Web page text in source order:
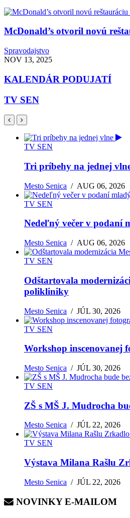
McDonald’s otvoril novú
Spravodajstvo
NOV 13, 2025
KALENDÁR PODUJATÍ
TV SEN
TV SEN
Tri príbehy na jednej
Mesto Senica /AUG 06, 2026
TV SEN
Nedeľný večer v podaní
Mesto Senica /AUG 06, 2026
TV SEN
Odštartovala
polikliniky
Mesto Senica /JÚL 30, 2026
TV SEN
Workshop inscenovanej
Mesto Senica /JÚL 30, 2026
TV SEN
ZŠ s MŠ J. Mudrocha
Mesto Senica /JÚL 22, 2026
TV SEN
Výstava Milana Rašlu
Mesto Senica /JÚL 22, 2026
NOVINKY E-MAILOM